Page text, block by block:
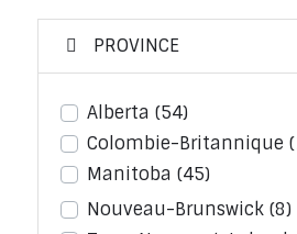
PROVINCE
Alberta (54)
Colombie-Britannique
Manitoba (45)
Nouveau-Brunswick (8)